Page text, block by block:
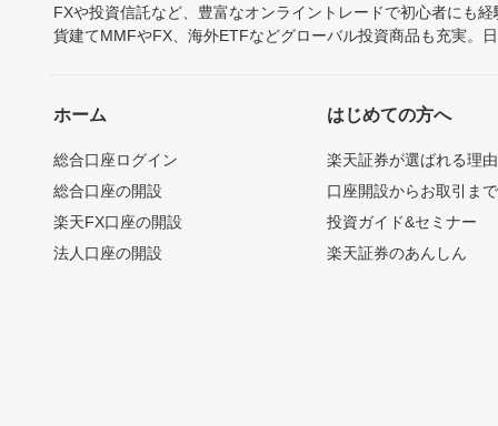
FXや投資信託など、豊富なオンライントレードで初心者にも
貨建てMMFやFX、海外ETFなどグローバル投資商品も充実。
ホーム
総合口座ログイン
総合口座の開設
楽天FX口座の開設
法人口座の開設
はじめての方へ
楽天証券が選ばれる理由
口座開設からお取引ま
投資ガイド&セミナー
楽天証券のあんしん